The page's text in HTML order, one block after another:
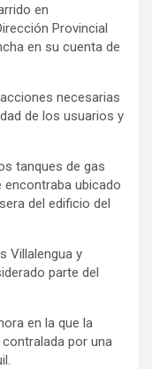
en
Provincial
en su cuenta de
necesarias
de los usuarios y
tanques de gas
ubicado
del edificio del
Villalengua y
parte del
en la que la
por una